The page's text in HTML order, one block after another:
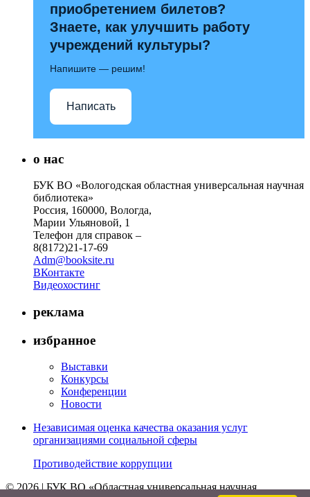
приобретением билетов?
Знаете, как улучшить работу
учреждений культуры?
Напишите — решим!
Написать
о нас
БУК ВО «Вологодская областная универсальная научная
библиотека»
Россия, 160000, Вологда,
Марии Ульяновой, 1
Телефон для справок –
8(8172)21-17-69
Adm@booksite.ru
ВКонтакте
Видеохостинг
реклама
избранное
Выставки
Конкурсы
Конференции
Новости
Независимая оценка качества оказания услуг
организациями социальной сферы
Противодействие коррупции
© 2026 | БУК ВО «Областная универсальная научная